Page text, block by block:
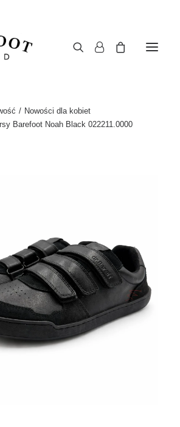
Nowości dla kobiet
Barefoot Noah Black 022211.0000